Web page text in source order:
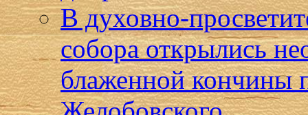
В духовно-
собора открылись
блаженной кончины